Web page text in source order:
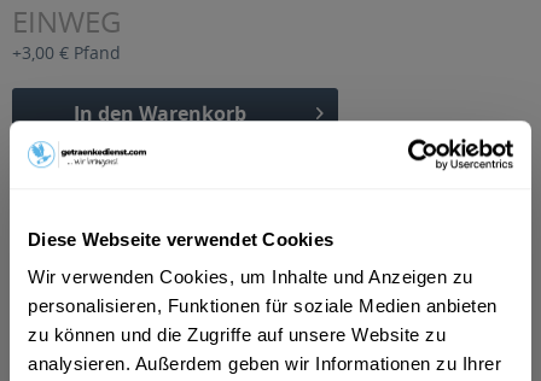
Diese Webseite verwendet Cookies
Wir verwenden Cookies, um Inhalte und Anzeigen zu
personalisieren, Funktionen für soziale Medien anbieten
zu können und die Zugriffe auf unsere Website zu
analysieren. Außerdem geben wir Informationen zu Ihrer
EINWEG
+3,00 € Pfand
In den Warenkorb
Artikel-Nr.:
Beschreibung
mehr
"Silenca Rhabarber Schorle 20 x 0,5l"